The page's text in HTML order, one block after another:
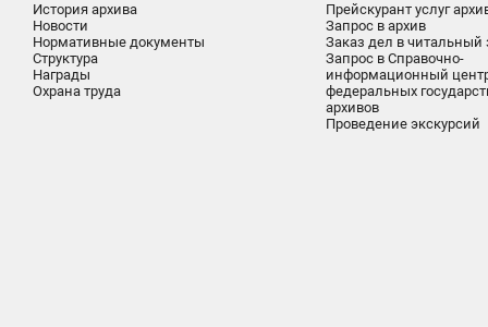
История архива
Новости
Нормативные документы
Структура
Награды
Охрана труда
Прейскурант услуг
Запрос в архив
Заказ дел в читальный
Запрос в Справочно-
информационный
федеральных
архивов
Проведение экскурсий